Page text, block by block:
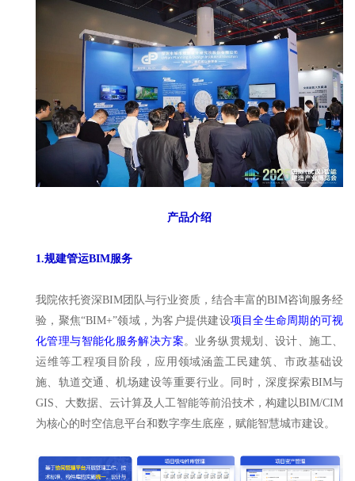
产品介绍
1.规建管运BIM服务
我院依托资深BIM团队与行业资质，结合丰富的BIM咨询服务经
验，聚焦“BIM+”领域，为客户提供建设项目全生命周期的可视
化管理与智能化服务解决方案。业务纵贯规划、设计、施工、
运维等工程项目阶段，应用领域涵盖工民建筑、市政基础设
施、轨道交通、机场建设等重要行业。同时，深度探索BIM与
GIS、大数据、云计算及人工智能等前沿技术，构建以BIM/CIM
为核心的时空信息平台和数字孪生底座，赋能智慧城市建设。